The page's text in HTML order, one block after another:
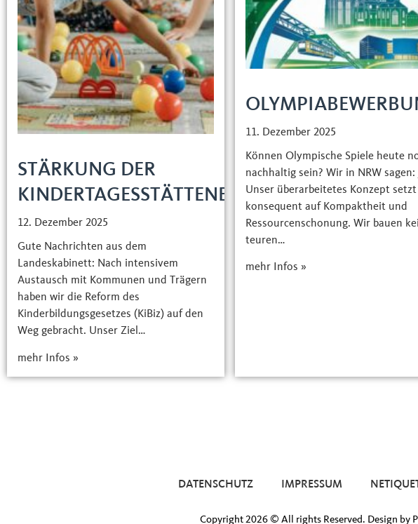
STÄRKUNG DER
KINDERTAGESSTÄTTENBETREUUNG
12. Dezember 2025
Gute Nachrichten aus dem
Landeskabinett: Nach intensivem
Austausch mit Kommunen und Trägern
haben wir die Reform des
Kinderbildungsgesetzes (KiBiz) auf den
Weg gebracht. Unser Ziel…
mehr Infos »
11. Dezember 2025
Können Olympische Spiele heute
nachhaltig sein? Wir in NRW sagen:
Unser überarbeitetes Konzept setzt
konsequent auf Kompaktheit und
Ressourcenschonung. Wir bauen
teuren…
mehr Infos »
DATENSCHUTZ IMPRESSUM
Copyright 2026 © All rights Reserved. Design by